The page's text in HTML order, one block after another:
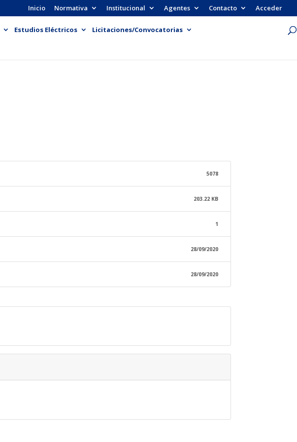
Inicio Normativa Institucional Agentes Contacto Acceder
Estudios Eléctricos
Licitaciones/Convocatorias
5078
203.22 KB
1
28/09/2020
28/09/2020